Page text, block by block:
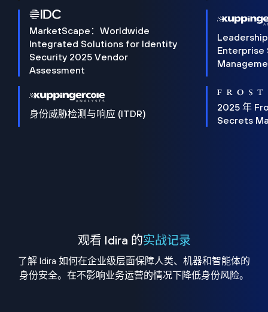
MarketScape：Worldwide
Integrated Solutions for Identity
Security 2025 Vendor
Assessment
Enterprise
身份威胁检测与响应 (ITDR)
2025 年
Secrets
观看 Idira 的实战记录
了解 Idira 如何在企业级层面保障人类、机器和智能体的
身份安全。在不影响业务运营的情况下降低身份风险。